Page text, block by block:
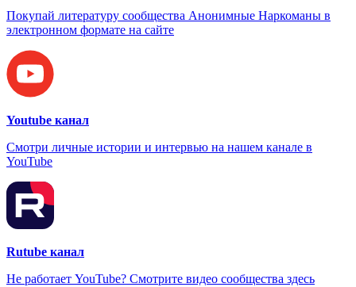
Покупай литературу сообщества Анонимные Наркоманы в
электронном формате на сайте
Youtube канал
Смотри личные истории и интервью на нашем канале в
YouTube
Rutube канал
Не работает YouTube? Смотрите видео сообщества здесь